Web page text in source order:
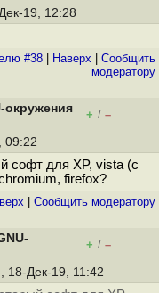
19, 12:28
#38 Наверх
Cообщить
модератору
окружения
+ / –
09:22
софт для XP, vista (с
firefox?
Cообщить модератору
+ / –
18-Дек-19, 11:42